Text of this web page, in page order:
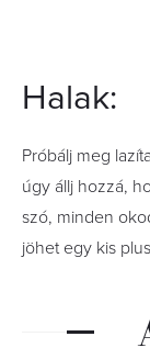
Halak:
Próbálj meg
úgy állj hozzá,
szó, minden
jöhet egy kis